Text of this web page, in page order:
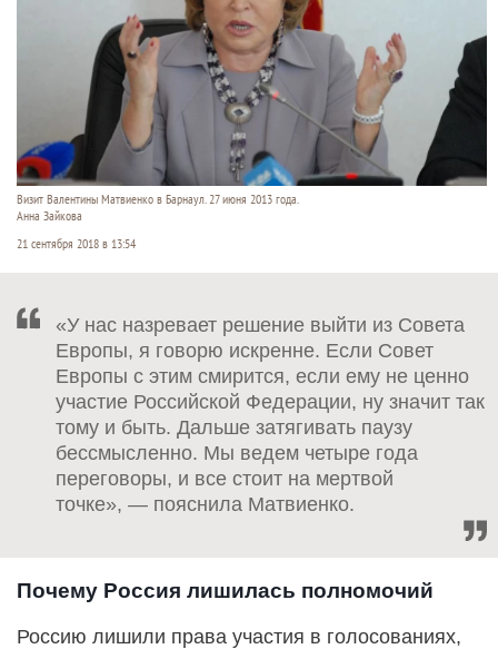
Визит Валентины Матвиенко в Барнаул. 27 июня 2013 года.
Анна Зайкова
21 сентября 2018 в 13:54
«У нас назревает решение выйти из Совета
Европы, я говорю искренне. Если Совет
Европы с этим смирится, если ему не ценно
участие Российской Федерации, ну значит так
тому и быть. Дальше затягивать паузу
бессмысленно. Мы ведем четыре года
переговоры, и все стоит на мертвой
точке», — пояснила Матвиенко.
Почему Россия лишилась полномочий
Россию лишили права участия в голосованиях,